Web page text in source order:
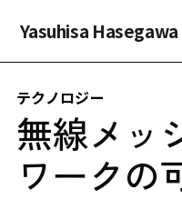
Yasuhisa Hasegawa
テクノロジー
無線メッ
ワークの